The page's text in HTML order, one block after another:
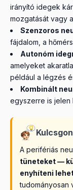
irányító idegek
mozgatását vagy
Szenzoros
fájdalom, a
Autonóm
amelyeket
például a légzés
Kombinált
egyszerre is jelen
A perifériás
tüneteket —
enyhíteni
tudományosan